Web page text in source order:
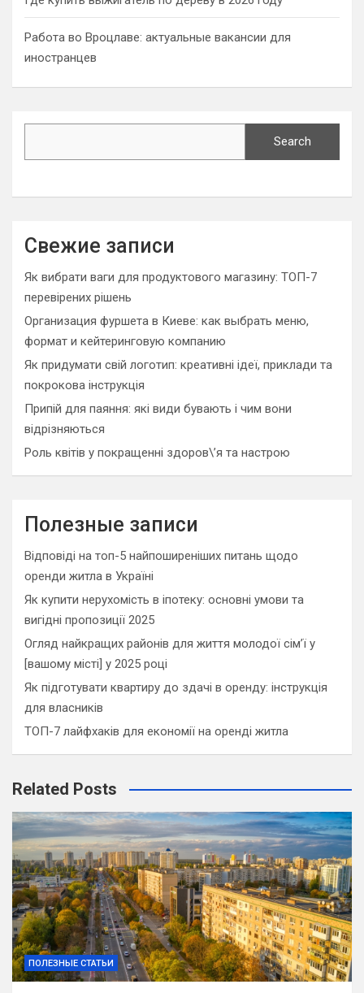
Работа во Вроцлаве: актуальные вакансии для
иностранцев
Search
Свежие записи
Як вибрати ваги для продуктового магазину: ТОП-7
перевірених рішень
Организация фуршета в Киеве: как выбрать меню,
формат и кейтеринговую компанию
Як придумати свій логотип: креативні ідеї, приклади та
покрокова інструкція
Припій для паяння: які види бувають і чим вони
відрізняються
Роль квітів у покращенні здоров\’я та настрою
Полезные записи
Відповіді на топ-5 найпоширеніших питань щодо
оренди житла в Україні
Як купити нерухомість в іпотеку: основні умови та
вигідні пропозиції 2025
Огляд найкращих районів для життя молодої сім’ї у
[вашому місті] у 2025 році
Як підготувати квартиру до здачі в оренду: інструкція
для власників
ТОП-7 лайфхаків для економії на оренді житла
Related Posts
ПОЛЕЗНЫЕ СТАТЬИ